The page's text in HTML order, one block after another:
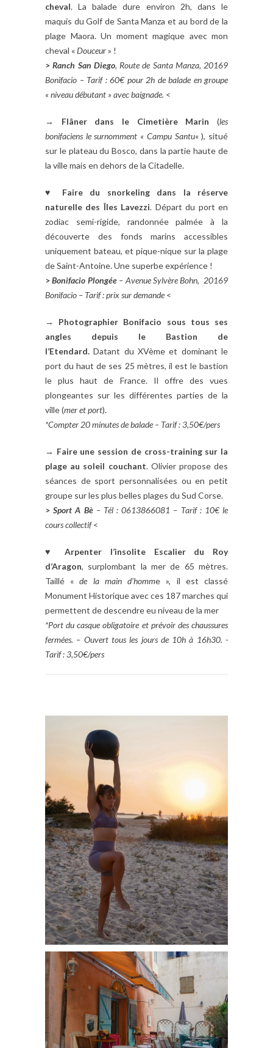
cheval. La balade dure environ 2h, dans le
maquis du Golf de Santa Manza et au bord de la
plage Maora. Un moment magique avec mon
cheval «Douceur » !
>Ranch San Diego, Route de Santa Manza, 20169
Bonifacio – Tarif : 60€ pour 2h de balade en groupe
« niveau débutant » avec baignade. <
→ Flâner dans le Cimetière Marin (les
bonifaciens le surnomment « Campu Santu« ), situé
sur le plateau du Bosco, dans la partie haute de
la ville mais en dehors de la Citadelle.
♥ Faire du snorkeling dans la réserve
naturelle des Îles Lavezzi. Départ du port en
zodiac semi-rigide, randonnée palmée à la
découverte des fonds marins accessibles
uniquement bateau, et pique-nique sur la plage
de Saint-Antoine. Une superbe expérience !
>Bonifacio Plongée– Avenue Sylvère Bohn, 20169
Bonifacio – Tarif : prix sur demande <
→ Photographier Bonifacio sous tous ses
angles depuis le
Bastion de
l’Etendard.Datant du XVème et dominant le
port du haut de ses 25 mètres, il est le bastion
le plus haut de France. Il offre des vues
plongeantes sur les différentes parties de la
ville (mer et port).
*Compter 20 minutes de balade – Tarif : 3,50€/pers
→ Faire une session de cross-training sur la
plage au soleil couchant. Olivier propose des
séances de sport personnalisées ou en petit
groupe sur les plus belles plages du Sud Corse.
>Sport A Bè– Tél : 0613866081 – Tarif : 10€ le
cours collectif<
♥Arpenter l’insolite Escalier du Roy
d’Aragon, surplombant la mer de 65 mètres.
Taillé «de la main d’homme », il est classé
Monument Historique avec ces 187 marches qui
permettent de descendre eu niveau de la mer
*Port du casque obligatoire et prévoir des chaussures
fermées. – Ouvert tous les jours de 10h à 16h30. -
Tarif : 3,50€/pers